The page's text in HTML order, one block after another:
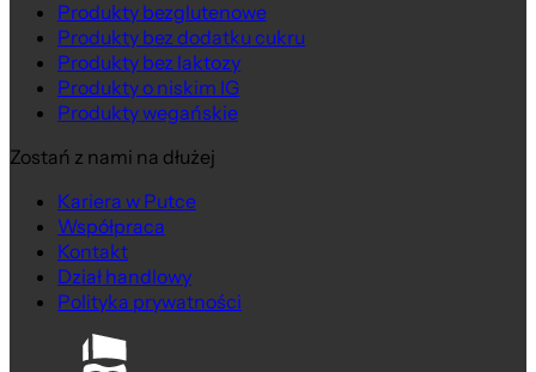
Produkty bezglutenowe
Produkty bez dodatku cukru
Produkty bez laktozy
Produkty o niskim IG
Produkty wegańskie
Zostań z nami na dłużej
Kariera w Putce
Współpraca
Kontakt
Dział handlowy
Polityka prywatności